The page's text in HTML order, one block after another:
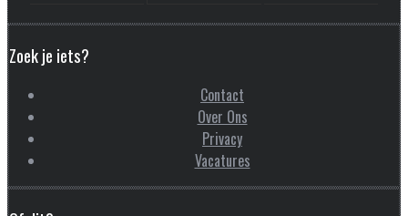
Zoek je iets?
Contact
Over Ons
Privacy
Vacatures